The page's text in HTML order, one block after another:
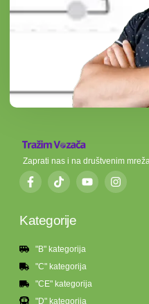
Zaprati nas i na društvenim
Kategorije
"B" kategorija
"C" kategorija
"CE" kategorija
"D" kategorija